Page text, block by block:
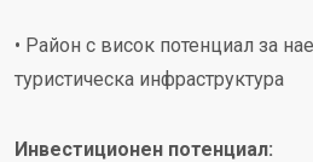
• Район с висок потенциал за
туристическа инфраструктура
Инвестиционен потенциал: